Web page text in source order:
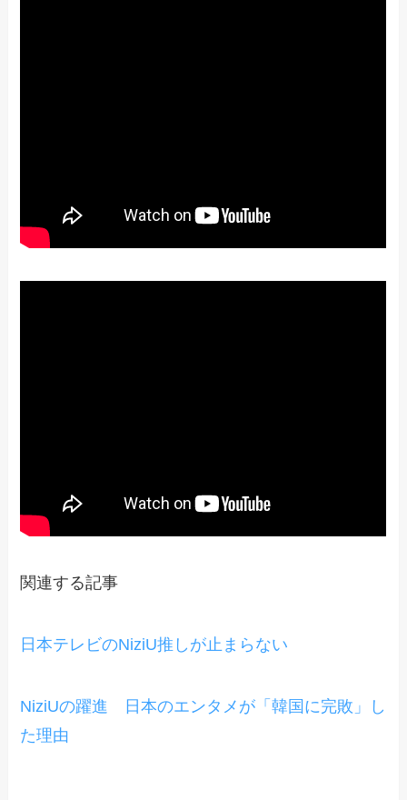
関連する記事
日本テレビのNiziU推しが止まらない
NiziUの躍進 日本のエンタメが「韓国に完敗」し
た理由